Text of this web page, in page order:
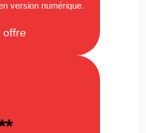
version numérique.
offre